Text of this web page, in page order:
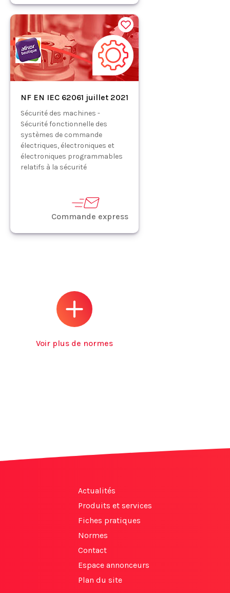
NF EN IEC 62061 juillet 2021
Sécurité des machines -
Sécurité fonctionnelle des
systèmes de commande
électriques, électroniques et
électroniques programmables
relatifs à la sécurité
Commande express
Voir plus de normes
Actualités
Produits et services
Fiches pratiques
Normes
Contact
Espace annonceurs
Plan du site